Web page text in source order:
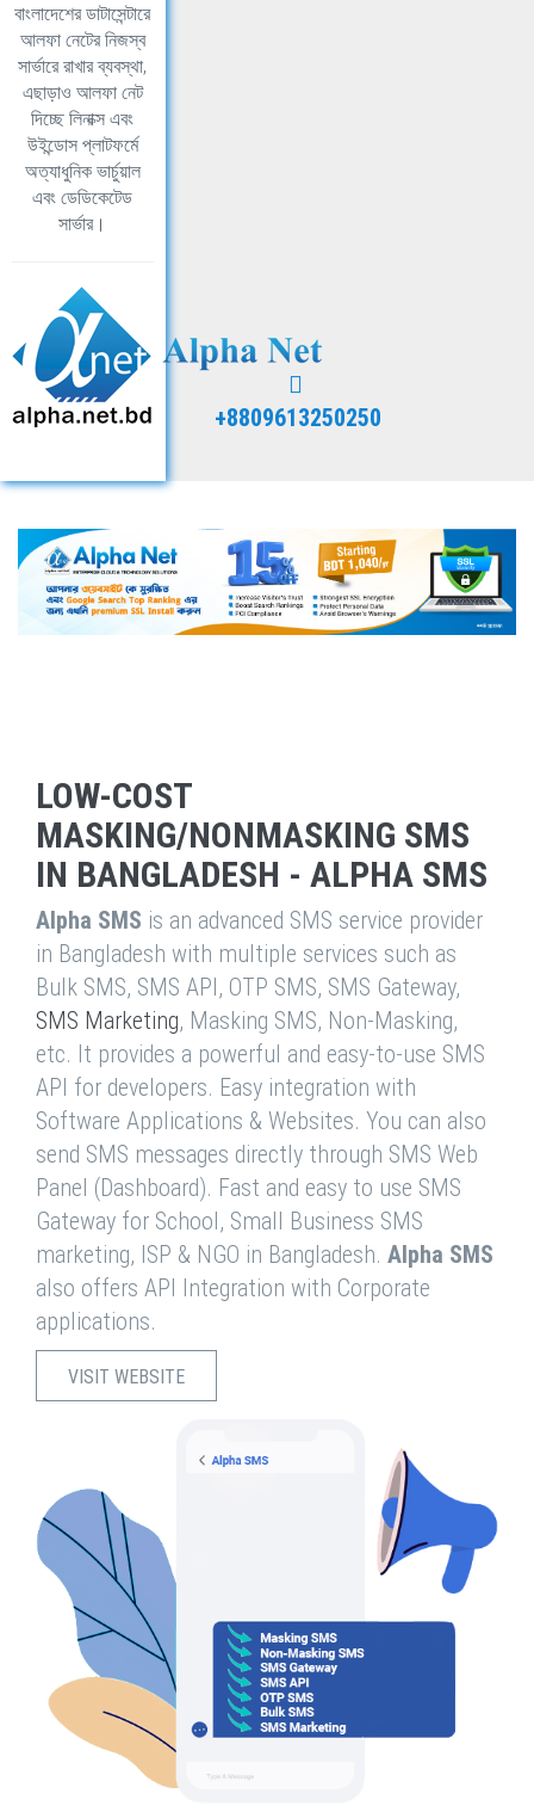
বাংলাদেশের ডাটাসেন্টারে
আলফা নেটের নিজস্ব
সার্ভারে রাখার ব্যবস্থা,
এছাড়াও আলফা নেট
দিচ্ছে লিনাক্স এবং
উইন্ডোস প্লাটফর্মে
অত্যাধুনিক ভার্চুয়াল
এবং ডেডিকেটেড
সার্ভার।
+8809613250250
LOW-COST
MASKING/NONMASKING SMS
IN BANGLADESH - ALPHA SMS
Alpha SMS is an advanced SMS service provider
in Bangladesh with multiple services such as
Bulk SMS, SMS API, OTP SMS, SMS Gateway,
SMS Marketing, Masking SMS, Non-Masking,
etc. It provides a powerful and easy-to-use SMS
API for developers. Easy integration with
Software Applications & Websites. You can also
send SMS messages directly through SMS Web
Panel (Dashboard). Fast and easy to use SMS
Gateway for School, Small Business SMS
marketing, ISP & NGO in Bangladesh. Alpha SMS
also offers API Integration with Corporate
applications.
VISIT WEBSITE